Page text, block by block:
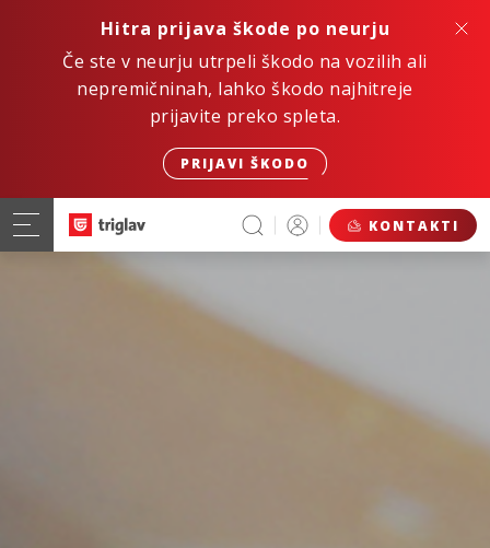
Hitra prijava škode po neurju
Če ste v neurju utrpeli škodo na vozilih ali
nepremičninah, lahko škodo najhitreje
prijavite preko spleta.
PRIJAVI ŠKODO
KONTAKTI